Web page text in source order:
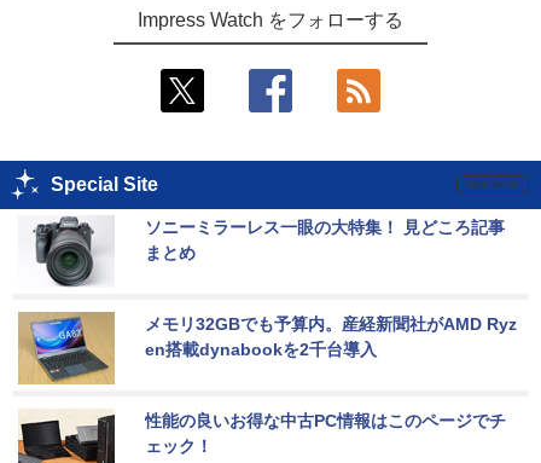
Impress Watch をフォローする
Special Site
ソニーミラーレス一眼の大特集！ 見どころ記事
まとめ
メモリ32GBでも予算内。産経新聞社がAMD Ryz
en搭載dynabookを2千台導入
性能の良いお得な中古PC情報はこのページでチ
ェック！